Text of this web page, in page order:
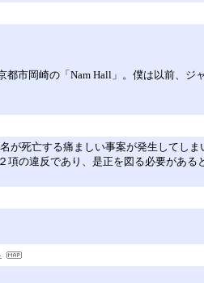
市岡崎の「Nam Hall」。僕は以前、
死亡する痛ましい事案が発生してし
の違反であり、是正を図る必要があ